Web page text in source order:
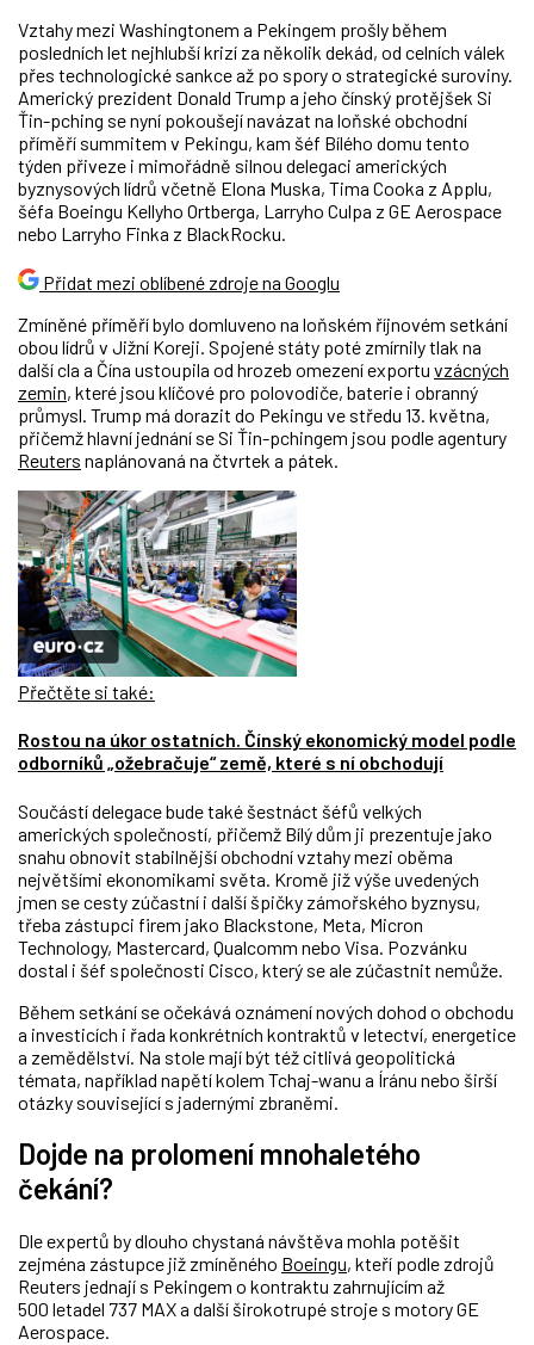
Vztahy mezi Washingtonem a Pekingem prošly během
posledních let nejhlubší krizí za několik dekád, od celních válek
přes technologické sankce až po spory o strategické suroviny.
Americký prezident Donald Trump a jeho čínský protějšek Si
Ťin-pching se nyní pokoušejí navázat na loňské obchodní
příměří summitem v Pekingu, kam šéf Bílého domu tento
týden přiveze i mimořádně silnou delegaci amerických
byznysových lídrů včetně Elona Muska, Tima Cooka z Applu,
šéfa Boeingu Kellyho Ortberga, Larryho Culpa z GE Aerospace
nebo Larryho Finka z BlackRocku.
Přidat mezi oblíbené zdroje na Googlu
Zmíněné příměří bylo domluveno na loňském říjnovém setkání
obou lídrů v Jižní Koreji. Spojené státy poté zmírnily tlak na
další cla a Čína ustoupila od hrozeb omezení exportu vzácných
zemin, které jsou klíčové pro polovodiče, baterie i obranný
průmysl. Trump má dorazit do Pekingu ve středu 13. května,
přičemž hlavní jednání se Si Ťin-pchingem jsou podle agentury
Reuters naplánovaná na čtvrtek a pátek.
Přečtěte si také:
Rostou na úkor ostatních. Čínský ekonomický model podle
odborníků „ožebračuje“ země, které s ní obchodují
Součástí delegace bude také šestnáct šéfů velkých
amerických společností, přičemž Bílý dům ji prezentuje jako
snahu obnovit stabilnější obchodní vztahy mezi oběma
největšími ekonomikami světa. Kromě již výše uvedených
jmen se cesty zúčastní i další špičky zámořského byznysu,
třeba zástupci firem jako Blackstone, Meta, Micron
Technology, Mastercard, Qualcomm nebo Visa. Pozvánku
dostal i šéf společnosti Cisco, který se ale zúčastnit nemůže
Během setkání se očekává oznámení nových dohod o obchodu
a investicích i řada konkrétních kontraktů v letectví, energetice
a zemědělství. Na stole mají být též citlivá geopolitická
témata, například napětí kolem Tchaj-wanu a Íránu nebo širší
otázky související s jadernými zbraněmi.
Dojde na prolomení mnohaletého
čekání?
Dle expertů by dlouho chystaná návštěva mohla potěšit
zejména zástupce již zmíněného Boeingu, kteří podle zdrojů
Reuters jednají s Pekingem o kontraktu zahrnujícím až
500 letadel 737 MAX a další širokotrupé stroje s motory GE
Aerospace.